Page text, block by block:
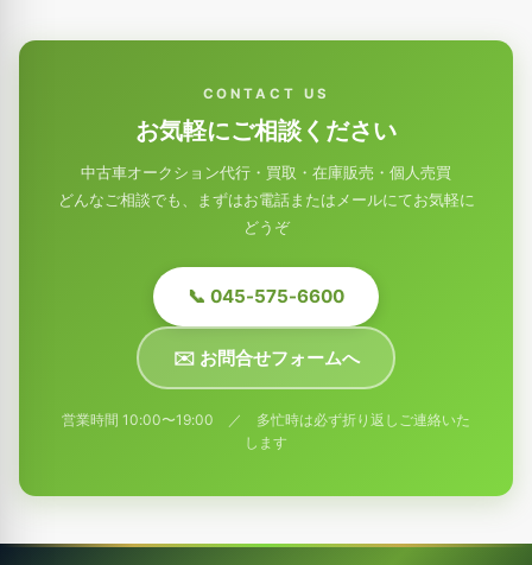
CONTACT US
お気軽にご相談ください
中古車オークション代行・買取・在庫販売・個人売買
どんなご相談でも、まずはお電話またはメールにてお気軽に
どうぞ
📞 045-575-6600
✉️ お問合せフォームへ
営業時間 10:00〜19:00 ／ 多忙時は必ず折り返しご連絡いた
します